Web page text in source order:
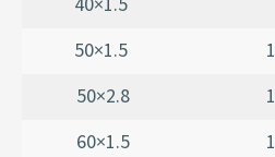
50×1.5
50×2.8
60×1.5